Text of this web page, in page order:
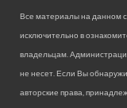
Все материалы на данном
исключительно в
владельцам.
не несет. Если Вы
авторские права,